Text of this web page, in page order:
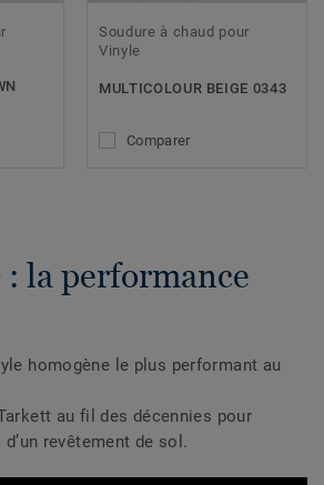
Soudure à chaud pour
Vinyle
MULTICOLOUR BEIGE 0343
Comparer
: la performance
homogène le plus performant au
au fil des décennies pour
revêtement de sol.